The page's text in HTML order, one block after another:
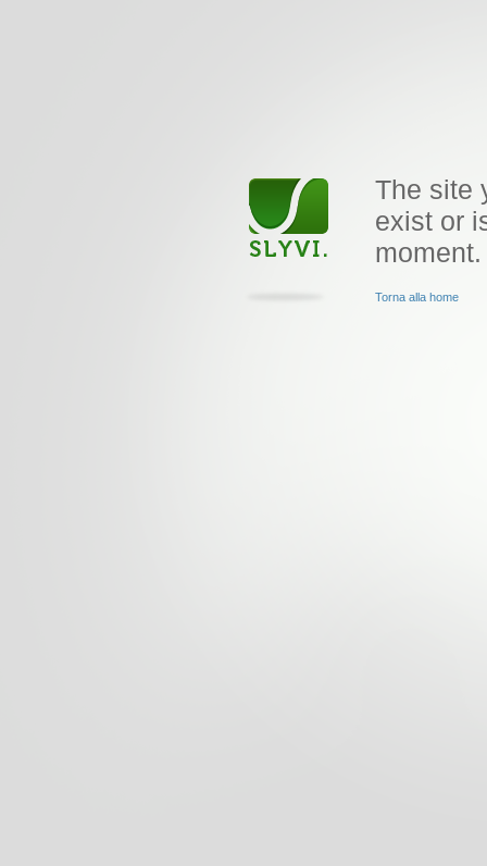
The site
exist or
moment.
Torna alla home